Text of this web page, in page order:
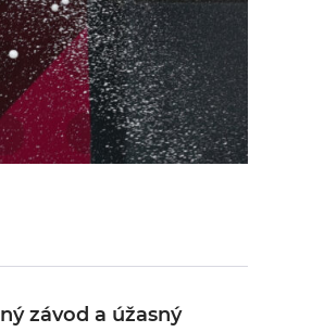
závod a úžasný